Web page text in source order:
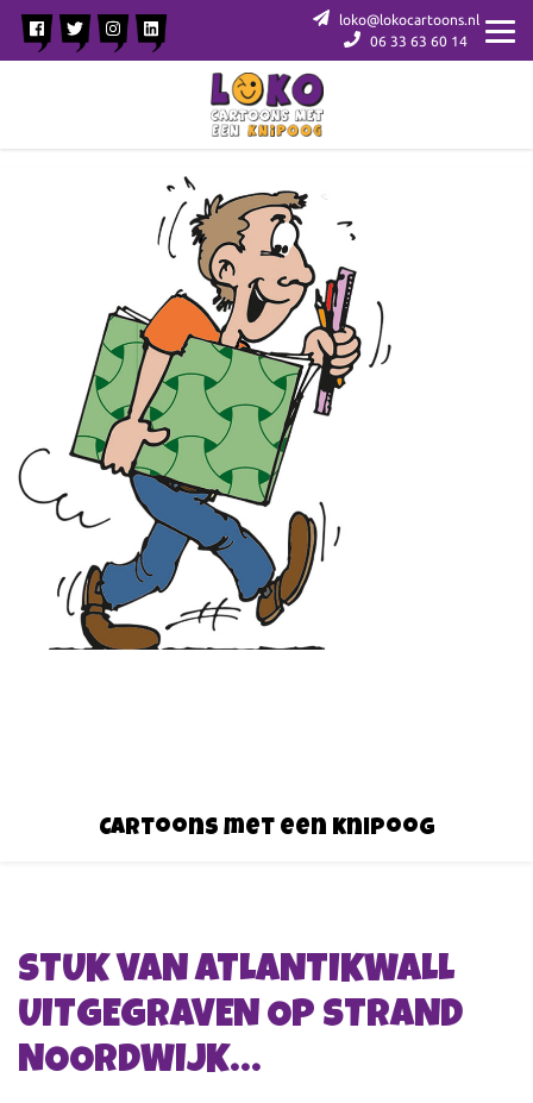
loko@lokocartoons.nl
06 33 63 60 14
Cartoons met een knipoog
STUK VAN ATLANTIKWALL
UITGEGRAVEN OP STRAND
NOORDWIJK…